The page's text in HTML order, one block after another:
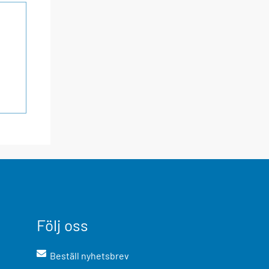
Följ oss
Beställ nyhetsbrev